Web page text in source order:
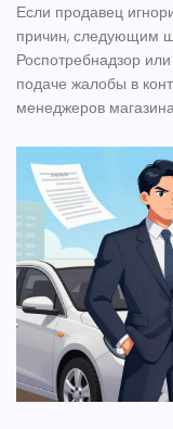
Если продавец
причин, следующим
Роспотребнадзор
подаче жалобы в
менеджеров